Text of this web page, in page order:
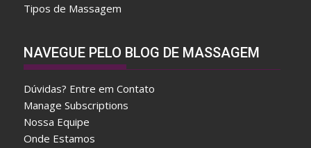
Tipos de Massagem
f
t
e
r
w
a
NAVEGUE PELO BLOG DE MASSAGEM
Dúvidas? Entre em Contato
Manage Subscriptions
Nossa Equipe
Onde Estamos